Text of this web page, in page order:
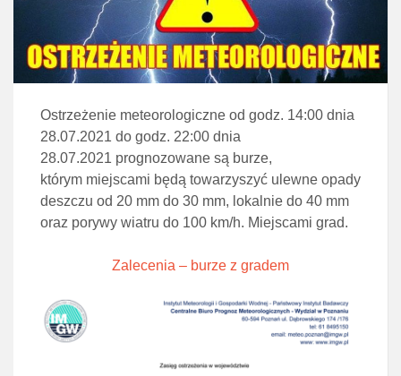
Ostrzeżenie meteorologiczne od godz. 14:00 dnia
28.07.2021 do godz. 22:00 dnia
28.07.2021 prognozowane są burze,
którym miejscami będą towarzyszyć ulewne opady
deszczu od 20 mm do 30 mm, lokalnie do 40 mm
oraz porywy wiatru do 100 km/h. Miejscami grad.
Zalecenia – burze z gradem